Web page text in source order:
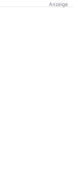
Anzeige